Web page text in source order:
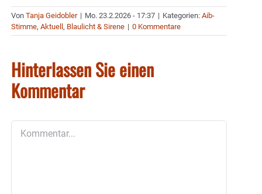
Von Tanja Geidobler | Mo. 23.2.2026 - 17:37 | Kategorien: Aib-
Stimme, Aktuell , Blaulicht & Sirene | 0 Kommentare
Hinterlassen Sie einen
Kommentar